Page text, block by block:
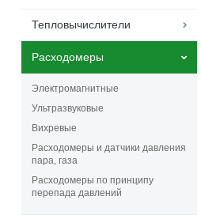
Тепловычислители
Расходомеры
Электромагнитные
Ультразвуковые
Вихревые
Расходомеры и датчики давления
пара, газа
Расходомеры по принципу
перепада давлений